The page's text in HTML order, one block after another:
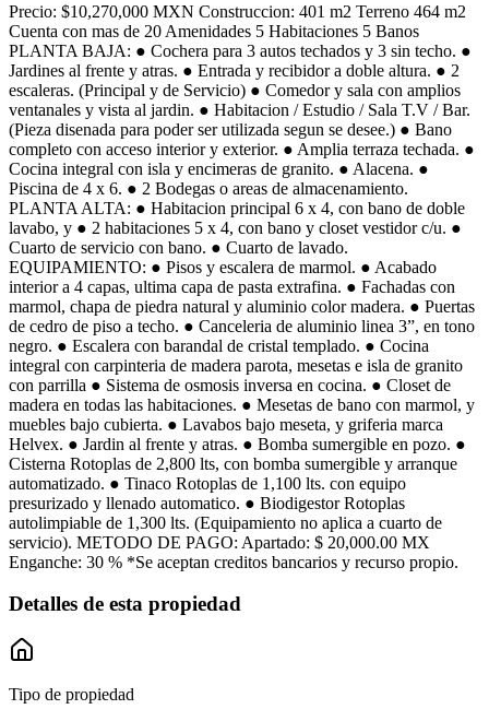
Precio: $10,270,000 MXN Construccion: 401 m2 Terreno 464 m2
Cuenta con mas de 20 Amenidades 5 Habitaciones 5 Banos
PLANTA BAJA: ● Cochera para 3 autos techados y 3 sin techo. ●
Jardines al frente y atras. ● Entrada y recibidor a doble altura. ● 2
escaleras. (Principal y de Servicio) ● Comedor y sala con amplios
ventanales y vista al jardin. ● Habitacion / Estudio / Sala T.V / Bar.
(Pieza disenada para poder ser utilizada segun se desee.) ● Bano
completo con acceso interior y exterior. ● Amplia terraza techada. ●
Cocina integral con isla y encimeras de granito. ● Alacena. ●
Piscina de 4 x 6. ● 2 Bodegas o areas de almacenamiento.
PLANTA ALTA: ● Habitacion principal 6 x 4, con bano de doble
lavabo, y ● 2 habitaciones 5 x 4, con bano y closet vestidor c/u. ●
Cuarto de servicio con bano. ● Cuarto de lavado.
EQUIPAMIENTO: ● Pisos y escalera de marmol. ● Acabado
interior a 4 capas, ultima capa de pasta extrafina. ● Fachadas con
marmol, chapa de piedra natural y aluminio color madera. ● Puertas
de cedro de piso a techo. ● Canceleria de aluminio linea 3”, en tono
negro. ● Escalera con barandal de cristal templado. ● Cocina
integral con carpinteria de madera parota, mesetas e isla de granito
con parrilla ● Sistema de osmosis inversa en cocina. ● Closet de
madera en todas las habitaciones. ● Mesetas de bano con marmol, y
muebles bajo cubierta. ● Lavabos bajo meseta, y griferia marca
Helvex. ● Jardin al frente y atras. ● Bomba sumergible en pozo. ●
Cisterna Rotoplas de 2,800 lts, con bomba sumergible y arranque
automatizado. ● Tinaco Rotoplas de 1,100 lts. con equipo
presurizado y llenado automatico. ● Biodigestor Rotoplas
autolimpiable de 1,300 lts. (Equipamiento no aplica a cuarto de
servicio). METODO DE PAGO: Apartado: $ 20,000.00 MX
Enganche: 30 % *Se aceptan creditos bancarios y recurso propio.
Detalles de esta propiedad
Tipo de propiedad